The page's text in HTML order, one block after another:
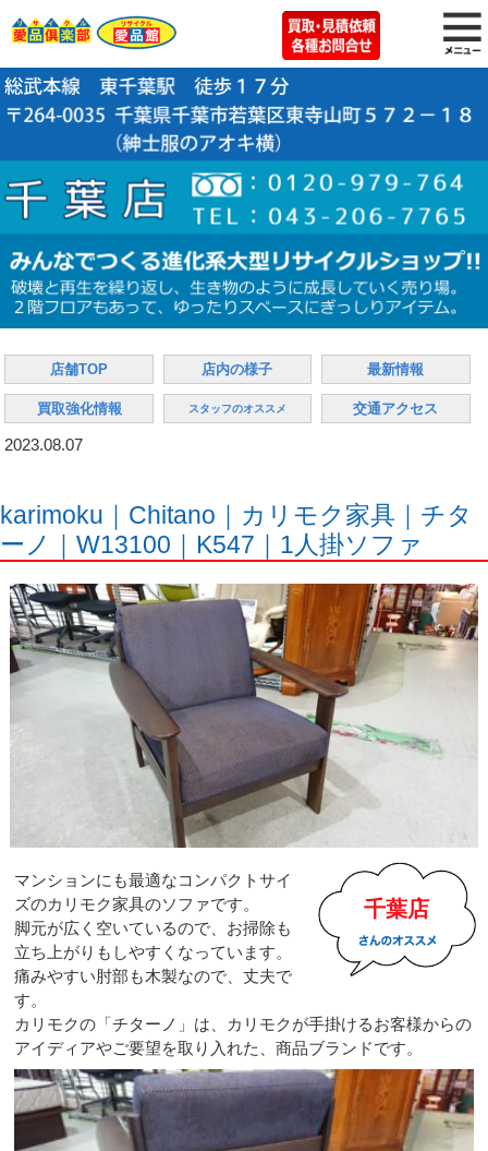
店舗TOP 店内の様子 最新情報
買取強化情報 スタッフのオススメ 交通アクセス
2023.08.07
karimoku｜Chitano｜カリモク家具｜チタ
ーノ｜W13100｜K547｜1人掛ソファ
千葉店
マンションにも最適なコンパクトサイ
ズのカリモク家具のソファです。
脚元が広く空いているので、お掃除も
立ち上がりもしやすくなっています。
痛みやすい肘部も木製なので、丈夫で
す。
カリモクの「チターノ」は、カリモクが手掛けるお客様からの
アイディアやご要望を取り入れた、商品ブランドです。